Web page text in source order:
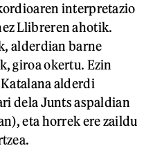
interpretazio
Llibreren ahotik.
alderdian barne
giroa okertu. Ezin
alderdi
dela Junts aspaldian
eta horrek ere zaildu